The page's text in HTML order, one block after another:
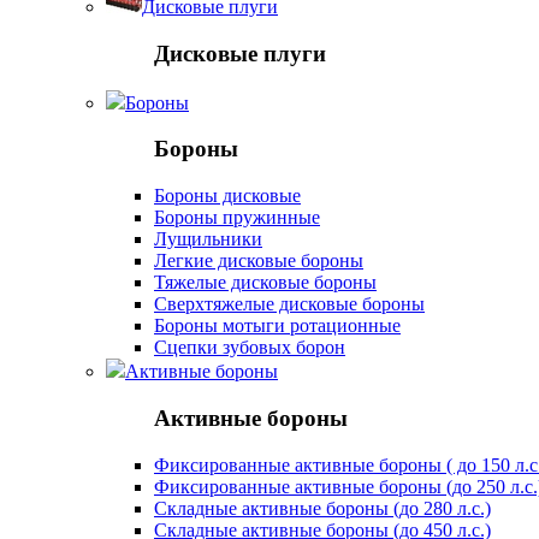
Дисковые плуги
Дисковые плуги
Бороны
Бороны
Бороны дисковые
Бороны пружинные
Лущильники
Легкие дисковые бороны
Тяжелые дисковые бороны
Сверхтяжелые дисковые бороны
Бороны мотыги ротационные
Сцепки зубовых борон
Активные бороны
Активные бороны
Фиксированные активные бороны ( до 150
Фиксированные активные бороны (до 250
Складные активные бороны (до 280 л.с.)
Складные активные бороны (до 450 л.с.)